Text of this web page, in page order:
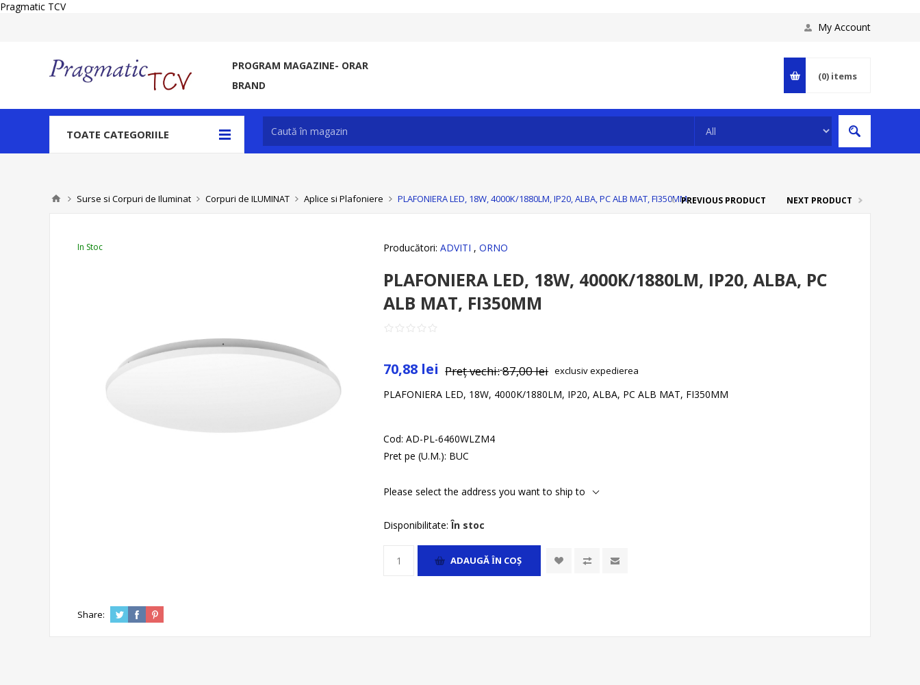
Pragmatic TCV
My Account
PROGRAM MAGAZINE- ORAR
BRAND
(0) items
TOATE CATEGORIILE
Surse si Corpuri de Iluminat Corpuri de ILUMINAT Aplice si Plafoniere PLAFONIERA LED, 18W, 4000K/1880LM, IP20, ALBA, PC ALB MAT, FI350MMPREVIOUS PRODUCT NEXT PRODUCT
In Stoc Producători: ADVITI , ORNO
PLAFONIERA LED, 18W, 4000K/1880LM, IP20, ALBA, PC
ALB MAT, FI350MM
70,88 lei Preț vechi:87,00 lei exclusivexpedierea
PLAFONIERA LED, 18W, 4000K/1880LM, IP20, ALBA, PC ALB MAT, FI350MM
Cod: AD-PL-6460WLZM4
Pret pe (U.M.): BUC
Please select the address you want to ship to
Disponibilitate: În stoc
ADAUGĂ ȊN COŞ
Share: